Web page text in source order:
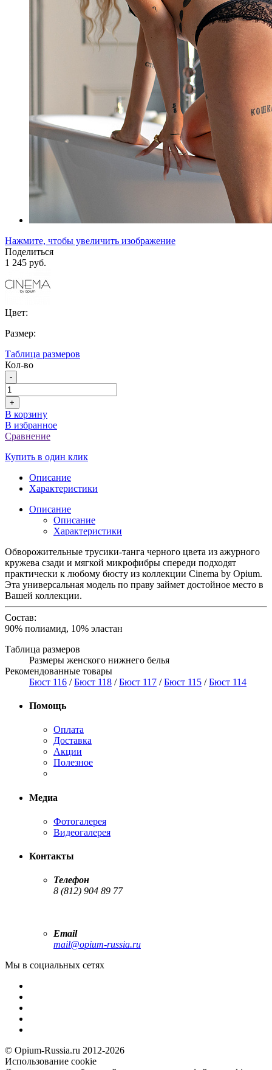
Нажмите, чтобы увеличить изображение
Поделиться
1 245 руб.
Цвет:
Размер:
Таблица размеров
Кол-во
-
+
В корзину
В избранное
Сравнение
Купить в один клик
Описание
Характеристики
Описание
Описание
Характеристики
Обворожительные трусики-танга черного цвета из ажурного
кружева сзади и мягкой микрофибры спереди подходят
практически к любому бюсту из коллекции Cinema by Opium.
Эта универсальная модель по праву займет достойное место в
Вашей коллекции.
Состав:
90% полиамид, 10% эластан
Таблица размеров
Размеры женского нижнего белья
Рекомендованные товары
Бюст 116 /Бюст 118 /Бюст 117 /Бюст 115 /Бюст 114
Помощь
Оплата
Доставка
Акции
Полезное
Медиа
Фотогалерея
Видеогалерея
Контакты
Телефон
8 (812) 904 89 77
Email
mail@opium-russia.ru
Мы в социальных сетях
© Opium-Russia.ru 2012-2026
Использование cookie